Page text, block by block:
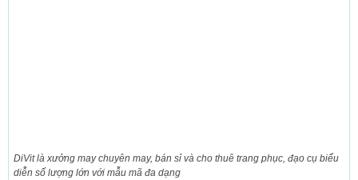
DiVit là xưởng may chuyên may, bán sỉ và cho thuê trang phục, đạo cụ biểu
diễn số lượng lớn với mẫu mã đa dạng